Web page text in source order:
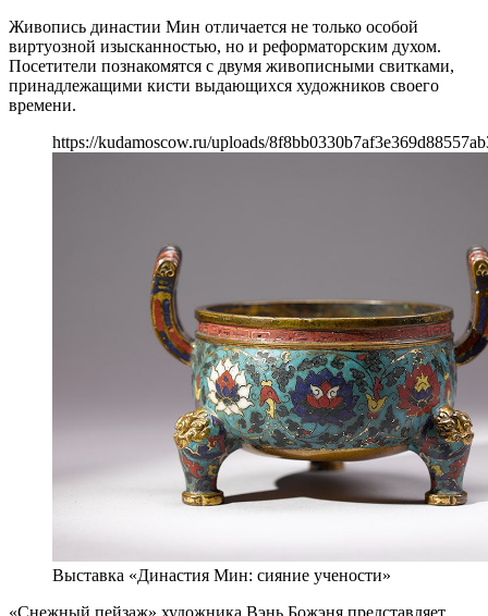
Живопись династии Мин отличается не только особой
виртуозной изысканностью, но и реформаторским духом.
Посетители познакомятся с двумя живописными свитками,
принадлежащими кисти выдающихся художников своего
времени.
https://kudamoscow.ru/uploads/
Выставка «Династия Мин: сияние учености»
«Снежный пейзаж» художника Вэнь Божэня представляет